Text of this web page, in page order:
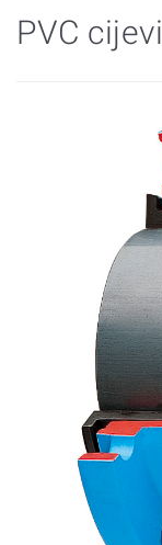
PVC cijevi